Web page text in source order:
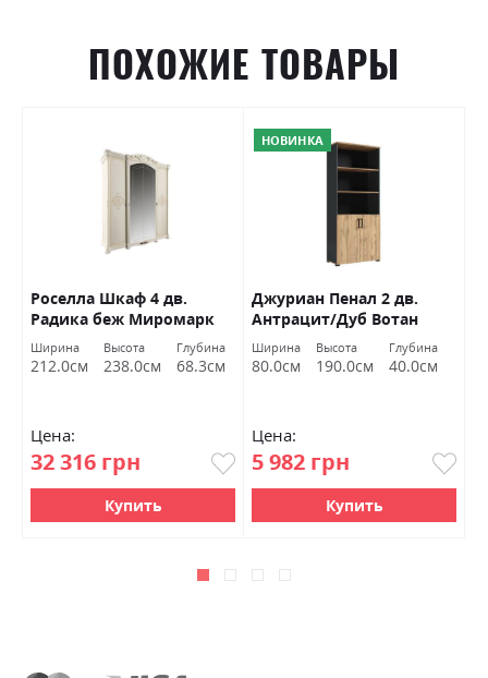
ПОХОЖИЕ ТОВАРЫ
Роселла Шкаф 4 дв.
Радика беж Миромарк
Ширина
212.0см
Высота
238.0см
Глубина
68.3см
Цена:
32 316 грн
Купить
НОВИНКА
Джуриан Пенал 2 дв.
Антрацит/Дуб Вотан
Миромарк
Ширина
80.0см
Высота
190.0см
Глубина
40.0см
Цена:
5 982 грн
Купить